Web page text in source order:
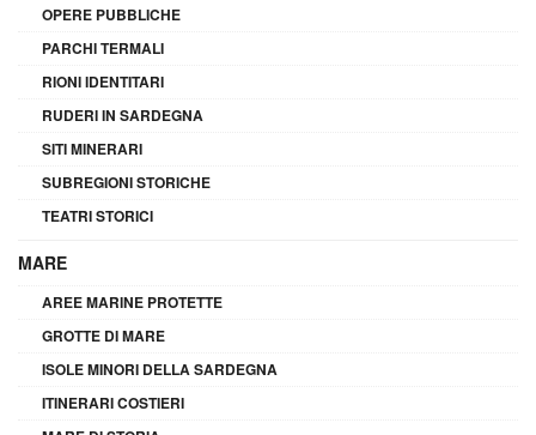
OPERE PUBBLICHE
PARCHI TERMALI
RIONI IDENTITARI
RUDERI IN SARDEGNA
SITI MINERARI
SUBREGIONI STORICHE
TEATRI STORICI
MARE
AREE MARINE PROTETTE
GROTTE DI MARE
ISOLE MINORI DELLA SARDEGNA
ITINERARI COSTIERI